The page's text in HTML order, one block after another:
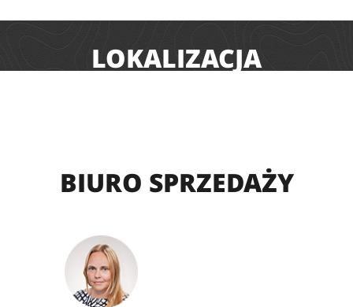
LOKALIZACJA
BIURO SPRZEDAŻY